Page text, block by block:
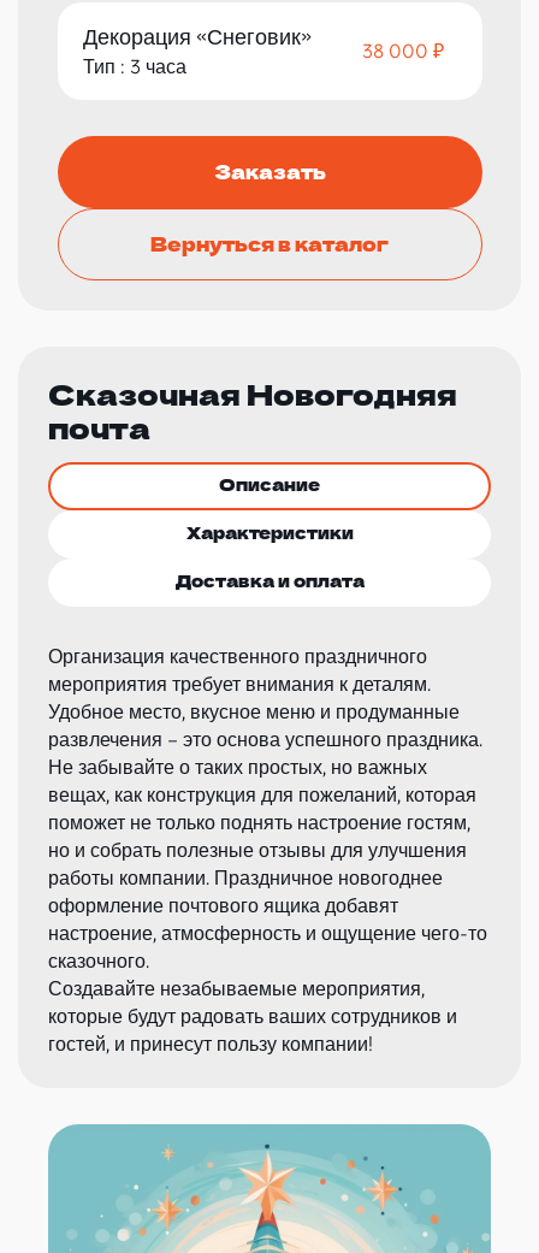
Декорация «Снеговик»
Тип : 3 часа
38 000 ₽
Заказать
Вернуться в каталог
Сказочная Новогодняя
почта
Описание
Характеристики
Доставка и оплата
Организация качественного праздничного
мероприятия требует внимания к деталям.
Удобное место, вкусное меню и продуманные
развлечения – это основа успешного праздника.
Не забывайте о таких простых, но важных
вещах, как конструкция для пожеланий, которая
поможет не только поднять настроение гостям,
но и собрать полезные отзывы для улучшения
работы компании. Праздничное новогоднее
оформление почтового ящика добавят
настроение, атмосферность и ощущение чего-то
сказочного.
Создавайте незабываемые мероприятия,
которые будут радовать ваших сотрудников и
гостей, и принесут пользу компании!